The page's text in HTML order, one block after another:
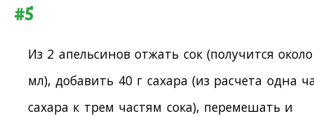
#5
Из 2 апельсинов отжать сок (получится
мл), добавить 40 г сахара (из расчета одна
сахара к трем частям сока), перемешать и